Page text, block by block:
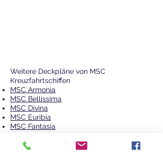
Weitere Deckpläne von MSC
Kreuzfahrtschiffen
MSC Armonia
MSC Bellissima
MSC Divina
MSC Euribia
MSC Fantasia
MSC Grandiosa
MSC Lirica